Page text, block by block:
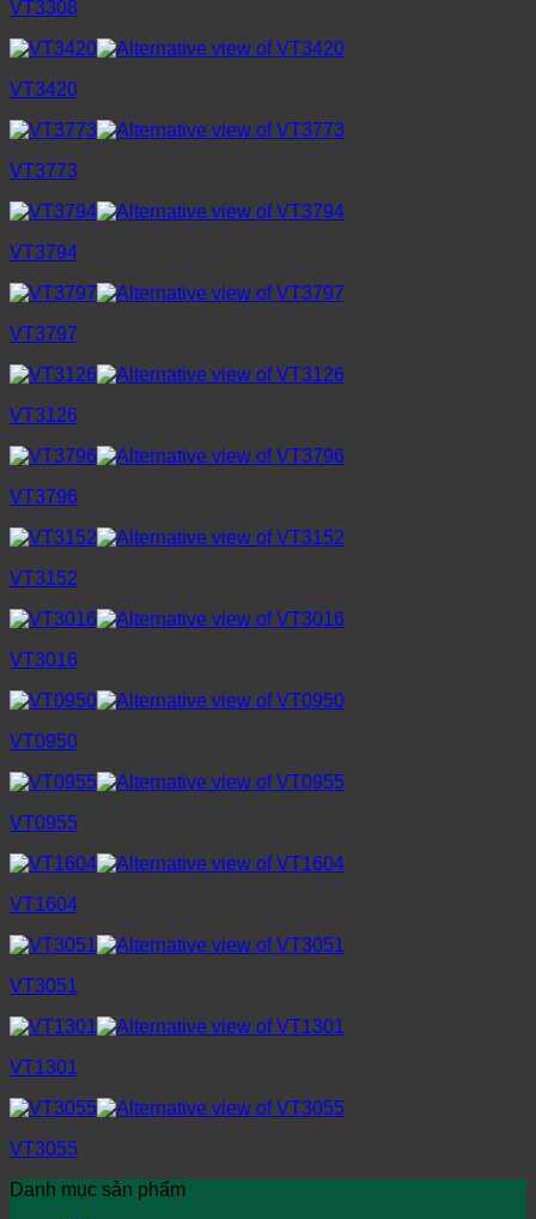
VT3308
VT3420
VT3773
VT3794
VT3797
VT3126
VT3796
VT3152
VT3016
VT0950
VT0955
VT1604
VT3051
VT1301
VT3055
Danh mục sản phẩm